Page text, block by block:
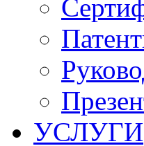
УСЛУГИ